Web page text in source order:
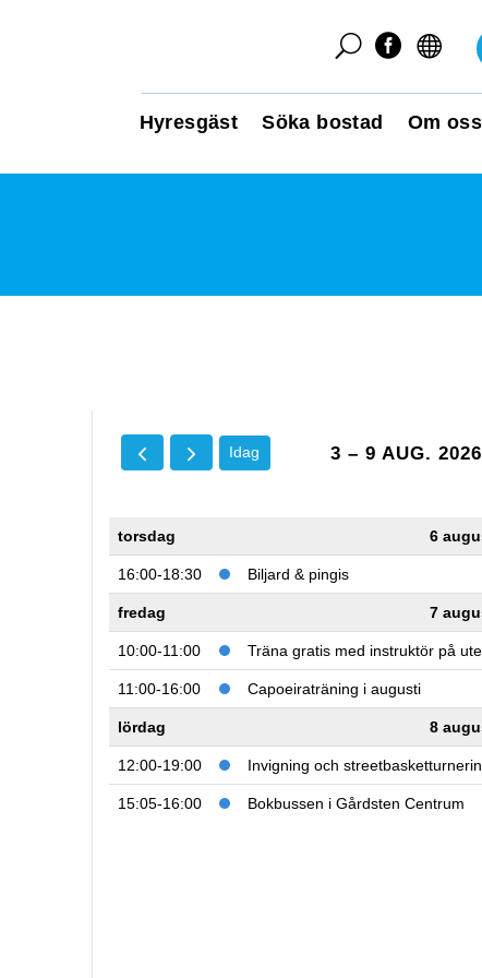


U
Hyresgäst Söka bostad Om oss
Idag 3 – 9 AUG. 2026
torsdag 6
16:00-18:30 Biljard & pingis
fredag 7
10:00-11:00 Träna gratis med instruktör på
11:00-16:00 Capoeiraträning i augusti
lördag 8
12:00-19:00 Invigning och
15:05-16:00 Bokbussen i Gårdsten Centrum